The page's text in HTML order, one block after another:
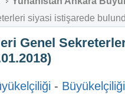
siyasi istişarede
Genel
-